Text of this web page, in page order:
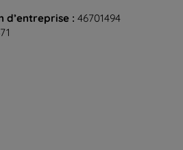
d’entreprise : 46701494